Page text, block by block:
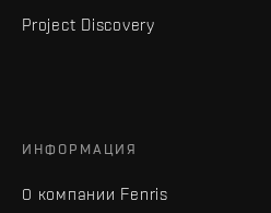
Project Discovery
ИНФОРМАЦИЯ
О компании Fenris